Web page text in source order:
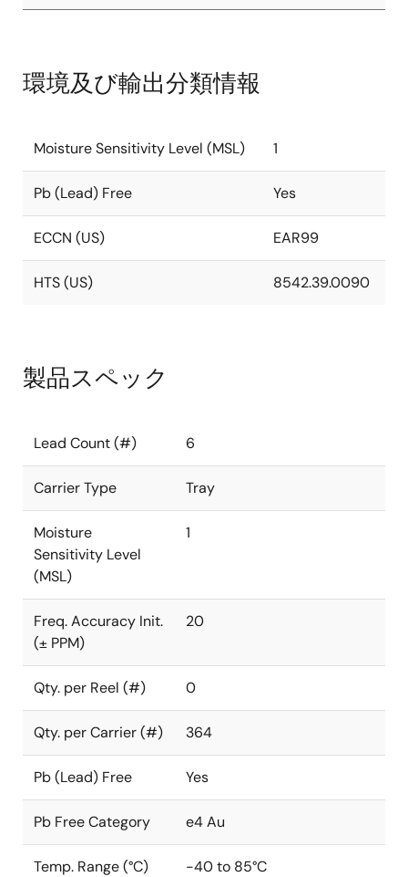
環境及び輸出分類情報
Moisture Sensitivity Level (MSL) 1
Pb (Lead) Free Yes
ECCN (US) EAR99
HTS (US) 8542.39.0090
製品スペック
Lead Count (#) 6
Carrier Type Tray
Moisture
Sensitivity Level
(MSL)
1
Freq. Accuracy Init.
(± PPM)
20
Qty. per Reel (#) 0
Qty. per Carrier (#) 364
Pb (Lead) Free Yes
Pb Free Category e4 Au
Temp. Range (°C) -40 to 85°C